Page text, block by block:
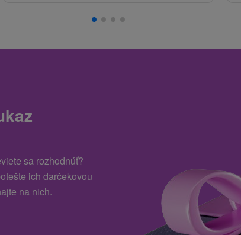
sa rozhodnúť?
ich darčekovou
na nich.